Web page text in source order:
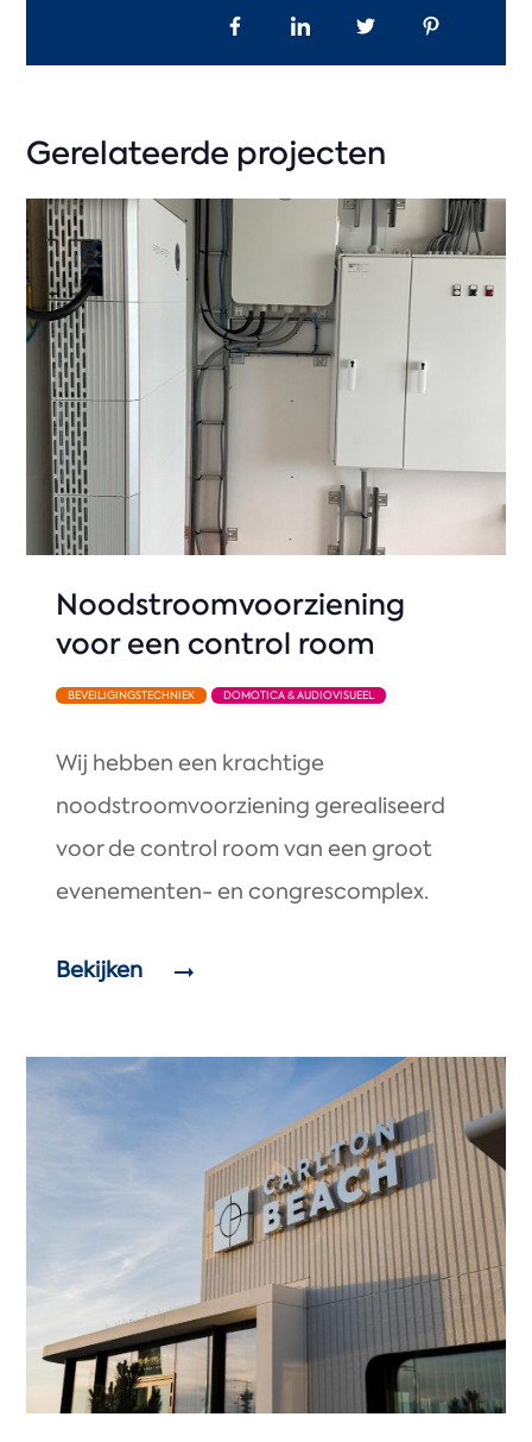
Gerelateerde projecten
Noodstroomvoorziening
voor een control room
BEVEILIGINGSTECHNIEK DOMOTICA & AUDIOVISUEEL
Wij hebben een krachtige
noodstroomvoorziening gerealiseerd
voor de control room van een groot
evenementen- en congrescomplex.
Bekijken